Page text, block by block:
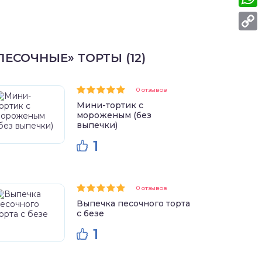
ТОРТЫ (12)
0 отзывов
Мини-тортик с
мороженым (без
выпечки)
1
0 отзывов
Выпечка песочного торта
с безе
1